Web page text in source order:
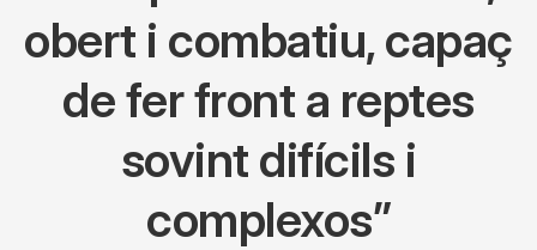
obert i combatiu, capaç
de fer front a reptes
sovint difícils i
complexos”